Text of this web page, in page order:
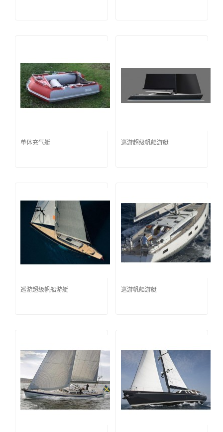
单体充气艇 巡游超级帆船游艇
巡游超级帆船游艇 巡游帆船游艇